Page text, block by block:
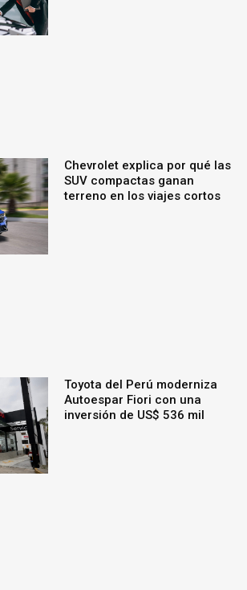
Chevrolet explica por qué las
SUV compactas ganan
terreno en los viajes cortos
Toyota del Perú moderniza
Autoespar Fiori con una
inversión de US$ 536 mil